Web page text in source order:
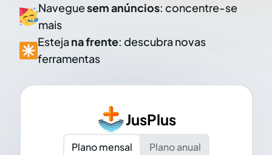
Naveguesem anúncios: concentre-se
mais
Esteja na frente: descubra novas
ferramentas
JusPlus
Plano mensal
Plano anual